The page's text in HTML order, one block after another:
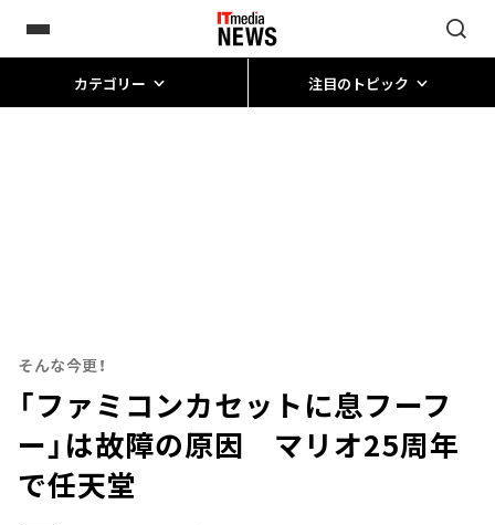
カテゴリー 注目のトピック
そんな今更！
「ファミコンカセットに息フーフ
ー」は故障の原因 マリオ25周年
で任天堂